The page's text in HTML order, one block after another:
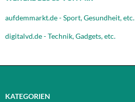
aufdemmarkt.de - Sport, Gesundheit, etc.
digitalvd.de - Technik, Gadgets, etc.
KATEGORIEN